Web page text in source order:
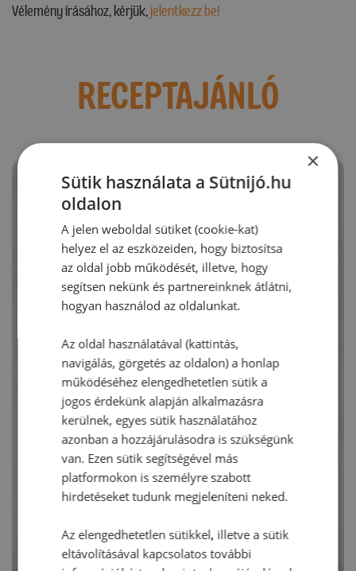
Vélemény írásához, kérjük,jelentkezz be!
RECEPTAJÁNLÓ
×
Sütik használata a Sütnijó.hu
oldalon
A jelen weboldal sütiket (cookie-kat)
helyez el az eszközeiden, hogy biztosítsa
az oldal jobb működését, illetve, hogy
segítsen nekünk és partnereinknek átlátni,
hogyan használod az oldalunkat.
Az oldal használatával (kattintás,
navigálás, görgetés az oldalon) a honlap
működéséhez elengedhetetlen sütik a
jogos érdekünk alapján alkalmazásra
kerülnek, egyes sütik használatához
azonban a hozzájárulásodra is szükségünk
van. Ezen sütik segítségével más
platformokon is személyre szabott
hirdetéseket tudunk megjeleníteni neked.
Az elengedhetetlen sütikkel, illetve a sütik
eltávolításával kapcsolatos további